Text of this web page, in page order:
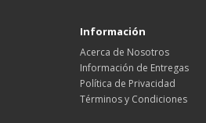
Información
Acerca de Nosotros
Información de Entregas
Política de Privacidad
Términos y Condiciones